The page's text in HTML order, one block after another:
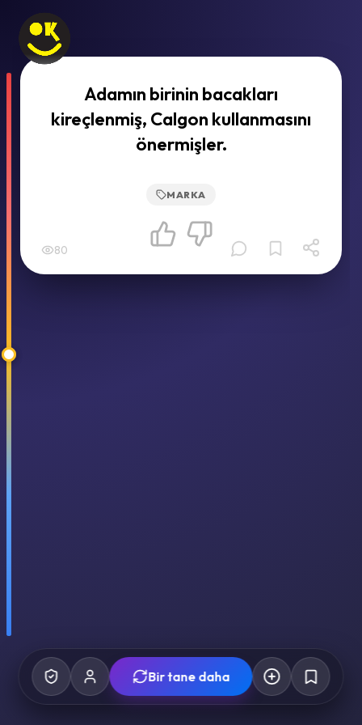
Adamın birinin bacakları
kireçlenmiş, Calgon kullanmasını
önermişler.
MARKA
80
Bir tane daha